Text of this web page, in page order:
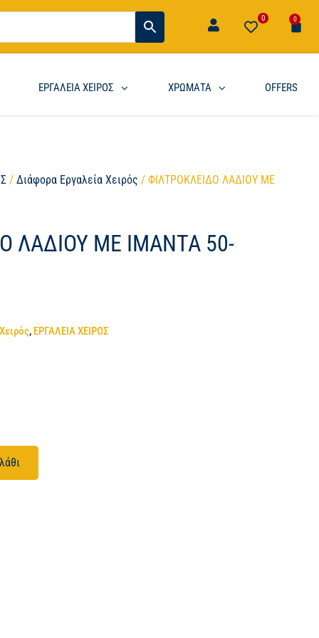
0 0
ΕΡΓΑΛΕΙΑ ΧΕΙΡΟΣ ΧΡΩΜΑΤΑ OFFERS
/Διάφορα Εργαλεία Χειρός / ΦΙΛΤΡΟΚΛΕΙΔΟ ΛΑΔΙΟΥ ΜΕ
ΛΑΔΙΟΥ ΜΕ ΙΜΑΝΤΑ 50-
, ΕΡΓΑΛΕΙΑ ΧΕΙΡΟΣ